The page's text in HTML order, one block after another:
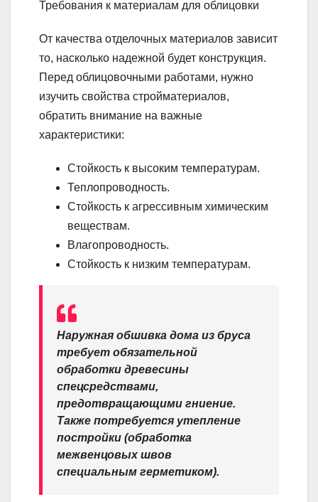
Требования к материалам для облицовки
От качества отделочных материалов зависит
то, насколько надежной будет конструкция.
Перед облицовочными работами, нужно
изучить свойства стройматериалов,
обратить внимание на важные
характеристики:
Стойкость к высоким температурам.
Теплопроводность.
Стойкость к агрессивным химическим
веществам.
Влагопроводность.
Стойкость к низким температурам.
Наружная обшивка дома из бруса
требует обязательной
обработки древесины
спецсредствами,
предотвращающими гниение.
Также потребуется утепление
постройки (обработка
межвенцовых швов
специальным герметиком).